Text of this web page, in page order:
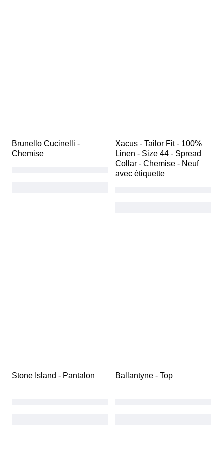
Brunello Cucinelli -
Chemise
Xacus - Tailor Fit - 100%
Linen - Size 44 - Spread
Collar - Chemise - Neuf
avec étiquette
Stone Island - Pantalon Ballantyne - Top